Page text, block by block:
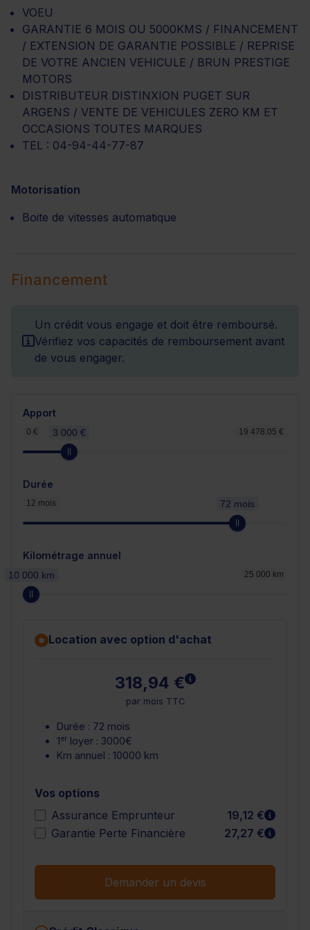
VOEU
GARANTIE 6 MOIS OU 5000KMS / FINANCEMENT
/ EXTENSION DE GARANTIE POSSIBLE / REPRISE
DE VOTRE ANCIEN VEHICULE / BRUN PRESTIGE
MOTORS
DISTRIBUTEUR DISTINXION PUGET SUR
ARGENS / VENTE DE VEHICULES ZERO KM ET
OCCASIONS TOUTES MARQUES
TEL : 04-94-44-77-87
Motorisation
Boite de vitesses automatique
Financement
Un crédit vous engage et doit être remboursé.
Vérifiez vos capacités de remboursement avant
de vous engager.
Apport
0 € 19 478.05 €
3 000 €
Durée
12 mois 72 mois
Kilométrage annuel
25 000 km
10 000 km
Location avec option d'achat
318,94 € En savoir plus
par mois TTC
Durée : 72 mois
1er loyer : 3000€
Km annuel : 10000 km
Vos options
Assurance Emprunteur
19,12 €
En
Garantie Perte Financière
27,27 € En
Demander un devis